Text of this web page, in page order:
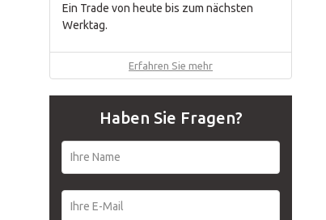
Ein Trade von heute bis zum nächsten
Werktag.
Erfahren Sie mehr
Haben Sie Fragen?